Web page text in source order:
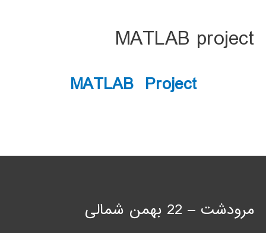
MATLAB project
MATLAB Project
مرودشت – 22 بهمن شمالی